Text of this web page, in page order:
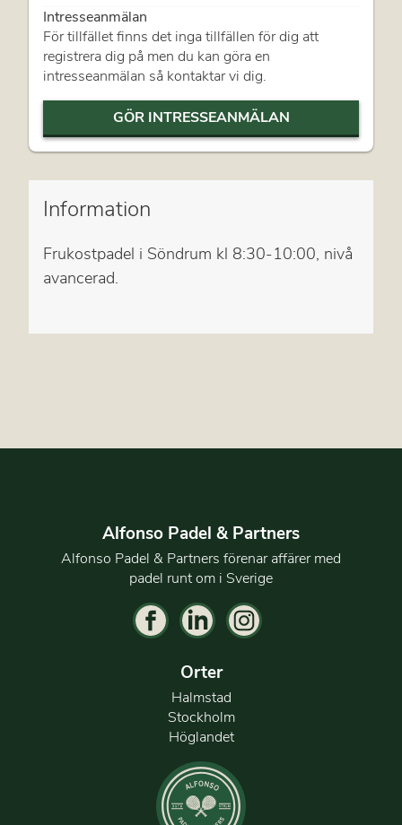
Information
Frukostpadel i Söndrum kl 8:30-10:00, nivå
avancerad.
Intresseanmälan
För tillfället finns det inga tillfällen för dig att
registrera dig på men du kan göra en
intresseanmälan så kontaktar vi dig.
GÖR INTRESSEANMÄLAN
Alfonso Padel & Partners
Alfonso Padel & Partners förenar affärer med
padel runt om i Sverige
Orter
Halmstad
Stockholm
Höglandet